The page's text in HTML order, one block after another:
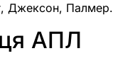
Джексон, Палмер.
АПЛ